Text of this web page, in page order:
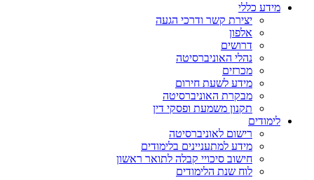
מידע כללי
יצירת קשר ודרכי הגעה
אלפון
דרושים
נהלי האוניברסיטה
מכרזים
מידע לשעת חירום
מבקרת האוניברסיטה
תקנון משמעת ופסקי דין
לימודים
רישום לאוניברסיטה
מידע למתעניינים בלימודים
חישוב סיכויי קבלה לתואר ראשון
לוח שנת הלימודים